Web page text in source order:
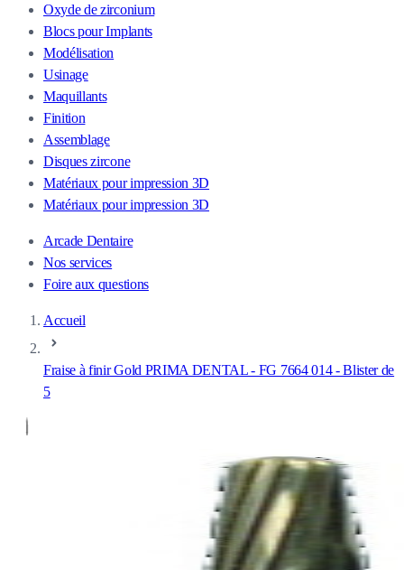
Oxyde de zirconium
Blocs pour Implants
Modélisation
Usinage
Maquillants
Finition
Assemblage
Disques zircone
Matériaux pour impression 3D
Matériaux pour impression 3D
Arcade Dentaire
Nos services
Foire aux questions
Accueil
Fraise à finir Gold PRIMA DENTAL - FG 7664 014 - Blister de
5